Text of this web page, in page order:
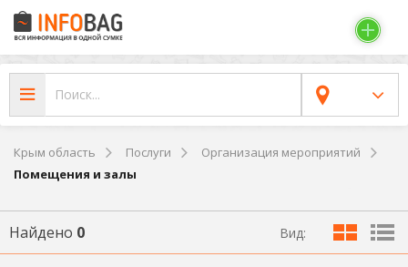
Крым область Послуги
Организация мероприятий
Помещения и залы
Найдено 0 Вид: